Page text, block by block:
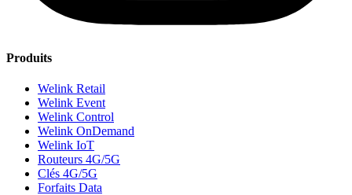
Produits
Welink Retail
Welink Event
Welink Control
Welink OnDemand
Welink IoT
Routeurs 4G/5G
Clés 4G/5G
Forfaits Data